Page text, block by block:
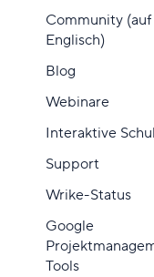
Community (auf
Englisch)
Blog
Webinare
Interaktive
Support
Wrike-Status
Google
Tools